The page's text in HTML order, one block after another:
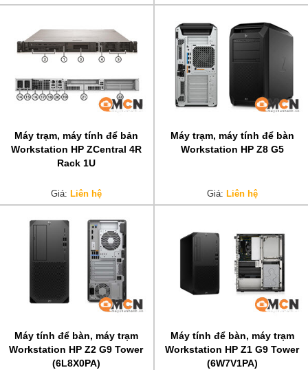
Máy trạm, máy tính để bản
Workstation HP ZCentral 4R
Rack 1U
Giá: Liên hệ
Máy trạm, máy tính để bàn
Workstation HP Z8 G5
Giá: Liên hệ
Máy tính để bàn, máy trạm
Workstation HP Z2 G9 Tower
(6L8X0PA)
Máy tính để bàn, máy trạm
Workstation HP Z1 G9 Tower
(6W7V1PA)